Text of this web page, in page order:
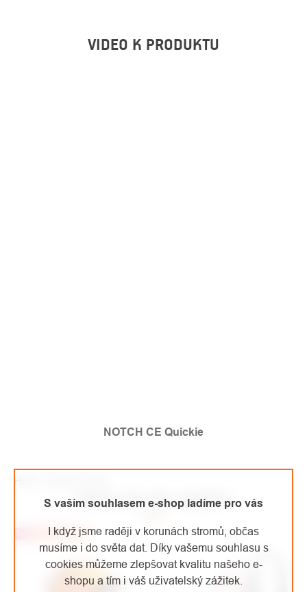
S vaším souhlasem e-shop ladíme pro vás
I když jsme raději v korunách stromů, občas
musíme i do světa dat. Díky vašemu souhlasu s
cookies můžeme zlepšovat kvalitu našeho e-
shopu a tím i váš uživatelský zážitek.
VIDEO K PRODUKTU
NOTCH CE Quickie
MOHLO BY VÁS ZAJÍMAT
Doporučujeme